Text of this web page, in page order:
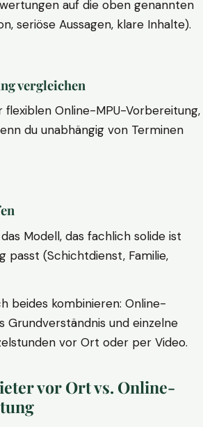
auf die oben genannten
seriöse Aussagen, klare Inhalte).
vergleichen
Online-MPU-Vorbereitung,
du unabhängig von Terminen
Modell, das fachlich solide ist
passt (Schichtdienst, Familie,
beides kombinieren: Online-
Grundverständnis und einzelne
vor Ort oder per Video.
vor Ort vs. Online-